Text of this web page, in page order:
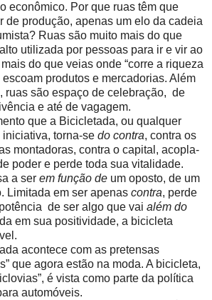
econômico. Por que ruas têm que
de produção, apenas um elo da cadeia
Ruas são muito mais do que
utilizada por pessoas para ir e vir ao
do que veias onde “corre a riqueza
produtos e mercadorias. Além
ruas são espaço de celebração, de
e até de vagagem.
que a Bicicletada, ou qualquer
torna-se do contra, contra os
montadoras, contra o capital, acopla-
poder e perde toda sua vitalidade.
a ser em função de um oposto, de um
Limitada em ser apenas contra, perde
de ser algo que vai além do
em sua positividade, a bicicleta
acontece com as pretensas
que agora estão na moda. A bicicleta,
é vista como parte da política
automóveis.